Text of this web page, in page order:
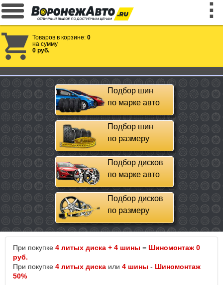
Товаров в корзине: 0
на сумму
0 руб.
Подбор шин
по марке авто
Подбор шин
по размеру
Подбор дисков
по марке авто
Подбор дисков
по размеру
При покупке 4 литых диска + 4 шины = Шиномонтаж 0
руб.
При покупке 4 литых диска или 4 шины - Шиномонтаж
50%